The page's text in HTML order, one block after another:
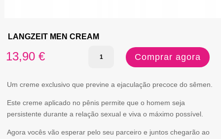
LANGZEIT MEN CREAM
13,90 €
Quantidade
LANGZEIT
MEN
CREAM
Comprar agora
Um creme exclusivo que previne a ejaculação precoce do sêmen.
Este creme aplicado no pênis permite que o homem seja
persistente durante a relação sexual e viva o máximo possível.
Agora vocês vão esperar pelo seu parceiro e juntos chegarão ao